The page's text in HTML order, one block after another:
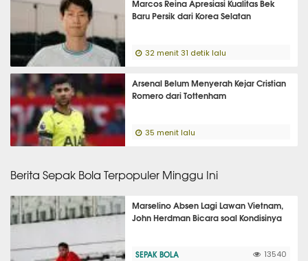
Marcos Reina Apresiasi Kualitas Bek
Baru Persik dari Korea Selatan
32 menit 31 detik lalu
Arsenal Belum Menyerah Kejar Cristian
Romero dari Tottenham
35 menit lalu
Berita Sepak Bola Terpopuler Minggu Ini
Marselino Absen Lagi Lawan Vietnam,
John Herdman Bicara soal Kondisinya
SEPAK BOLA 13540